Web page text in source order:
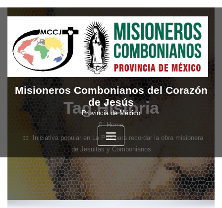
Skip
content
Misioneros Combonianos del Corazón
de Jesús
Provincia de México
Tag Historia
Home
Iniciativa popular en La Paz para recordar la obra misionera
de Jesuitas y Combonianos